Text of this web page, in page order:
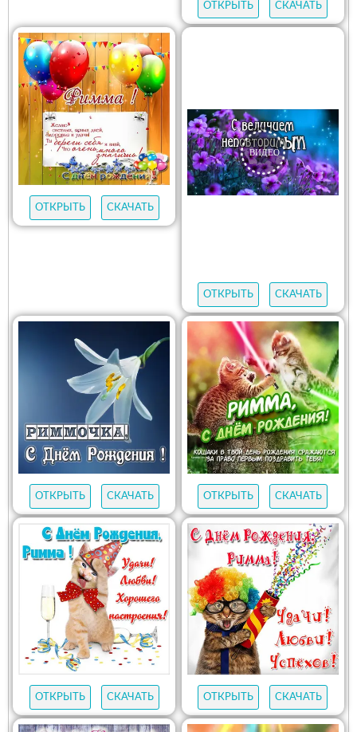
ОТКРЫТЬ СКАЧАТЬ
ОТКРЫТЬ СКАЧАТЬ
ОТКРЫТЬ СКАЧАТЬ
ОТКРЫТЬ СКАЧАТЬ ОТКРЫТЬ СКАЧАТЬ
ОТКРЫТЬ СКАЧАТЬ ОТКРЫТЬ СКАЧАТЬ